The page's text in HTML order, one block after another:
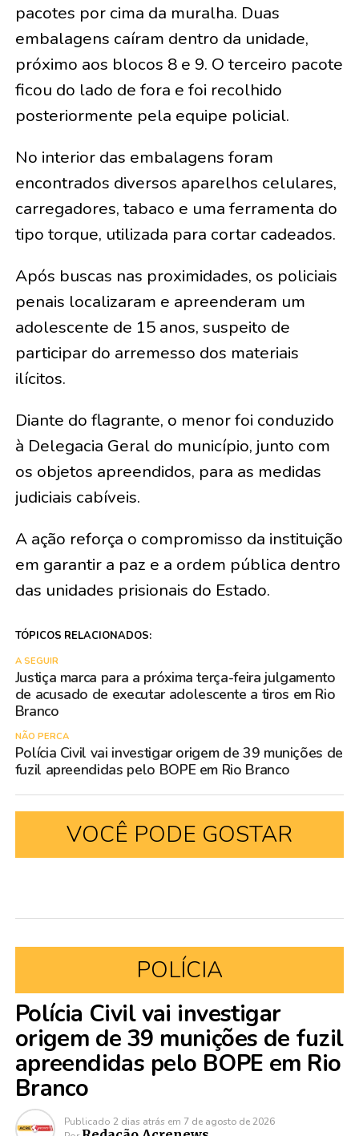
pacotes por cima da muralha. Duas
embalagens caíram dentro da unidade,
próximo aos blocos 8 e 9. O terceiro pacote
ficou do lado de fora e foi recolhido
posteriormente pela equipe policial.
No interior das embalagens foram
encontrados diversos aparelhos celulares,
carregadores, tabaco e uma ferramenta do
tipo torque, utilizada para cortar cadeados.
Após buscas nas proximidades, os policiais
penais localizaram e apreenderam um
adolescente de 15 anos, suspeito de
participar do arremesso dos materiais
ilícitos.
Diante do flagrante, o menor foi conduzido
à Delegacia Geral do município, junto com
os objetos apreendidos, para as medidas
judiciais cabíveis.
A ação reforça o compromisso da instituição
em garantir a paz e a ordem pública dentro
das unidades prisionais do Estado.
TÓPICOS RELACIONADOS:
A SEGUIR
Justiça marca para a próxima terça-feira julgamento
de acusado de executar adolescente a tiros em Rio
Branco
NÃO PERCA
Polícia Civil vai investigar origem de 39 munições de
fuzil apreendidas pelo BOPE em Rio Branco
VOCÊ PODE GOSTAR
POLÍCIA
Polícia Civil vai investigar
origem de 39 munições de fuzil
apreendidas pelo BOPE em Rio
Branco
Publicado 2 dias atrás em 7 de agosto de 2026